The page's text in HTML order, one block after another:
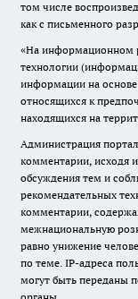
том числе
как с письменного
«На информационном
технологии
информации на основе
относящихся к
находящихся на
Администрация
комментарии, исходя
обсуждения тем и
рекомендательных
комментарии,
межнациональную
равно унижение
по теме. IP-адреса
могут быть переданы